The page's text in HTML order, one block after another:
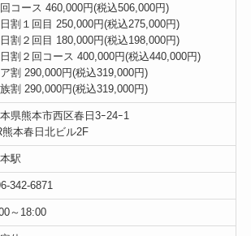
回コース 460,000円(税込506,000円)
割１回目 250,000円(税込275,000円)
割２回目 180,000円(税込198,000円)
割２回コース 400,000円(税込440,000円)
割 290,000円(税込319,000円)
割 290,000円(税込319,000円)
県熊本市西区春日3ｰ24ｰ1
熊本春日北ビル2F
駅
342-6871
～18:00